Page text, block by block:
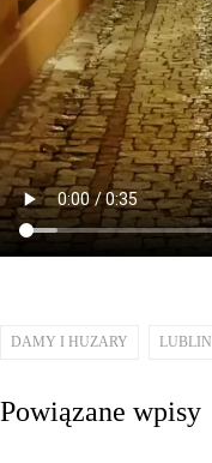
DAMY I HUZARY LUBLIN
Powiązane wpisy